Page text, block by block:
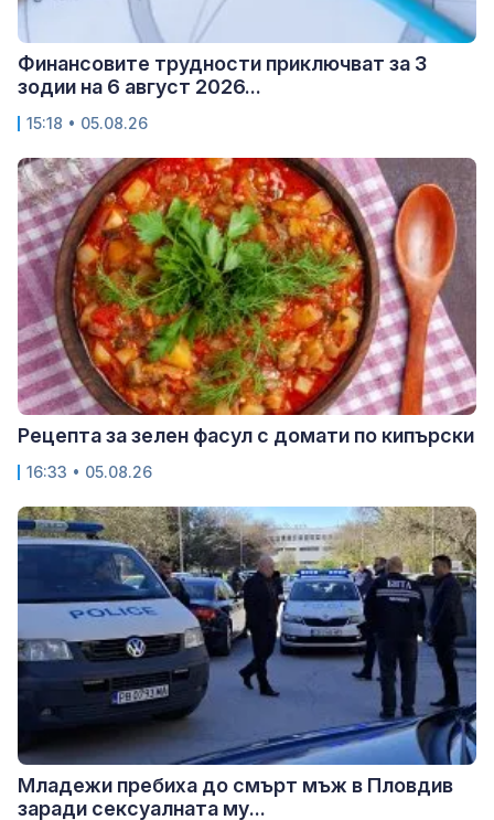
Финансовите трудности приключват за 3
зодии на 6 август 2026...
15:18 • 05.08.26
Рецепта за зелен фасул с домати по кипърски
16:33 • 05.08.26
Младежи пребиха до смърт мъж в Пловдив
заради сексуалната му...